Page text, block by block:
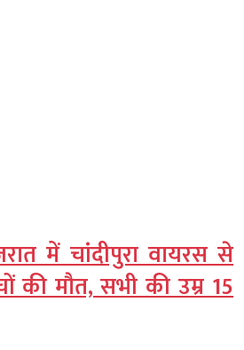
में चांदीपुरा वायरस से
की मौत, सभी की उम्र 15